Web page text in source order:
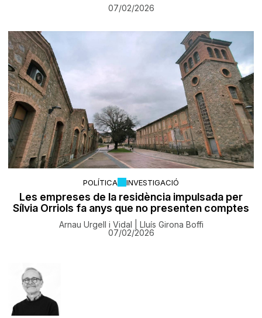
07/02/2026
POLÍTICA INVESTIGACIÓ
Les empreses de la residència impulsada per
Sílvia Orriols fa anys que no presenten comptes
Arnau Urgell i Vidal | Lluís Girona Boffi
07/02/2026